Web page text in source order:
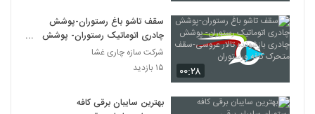
۰۰:۲۸
سقف تاشو باغ رستوران-پوشش
چادری اتوماتیک رستوران- پوشش
چادری بازشونده تالار عروسی-سقف
متحرک کافه ورستوران
شرکت سازه چاری غشا
۱۵ بازدید
بهترین سایبان برقی کافه